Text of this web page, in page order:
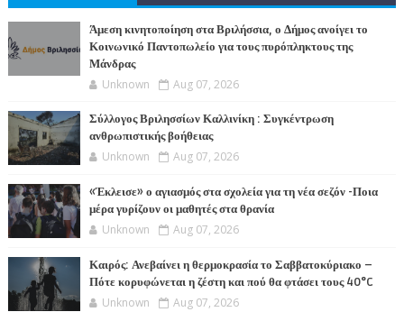
Άμεση κινητοποίηση στα Βριλήσσια, ο Δήμος ανοίγει το
Κοινωνικό Παντοπωλείο για τους πυρόπληκτους της
Μάνδρας
Unknown Aug 07, 2026
Σύλλογος Βριλησσίων Καλλινίκη : Συγκέντρωση
ανθρωπιστικής βοήθειας
Unknown Aug 07, 2026
«Έκλεισε» ο αγιασμός στα σχολεία για τη νέα σεζόν -Ποια
μέρα γυρίζουν οι μαθητές στα θρανία
Unknown Aug 07, 2026
Καιρός: Ανεβαίνει η θερμοκρασία το Σαββατοκύριακο –
Πότε κορυφώνεται η ζέστη και πού θα φτάσει τους 40°C
Unknown Aug 07, 2026